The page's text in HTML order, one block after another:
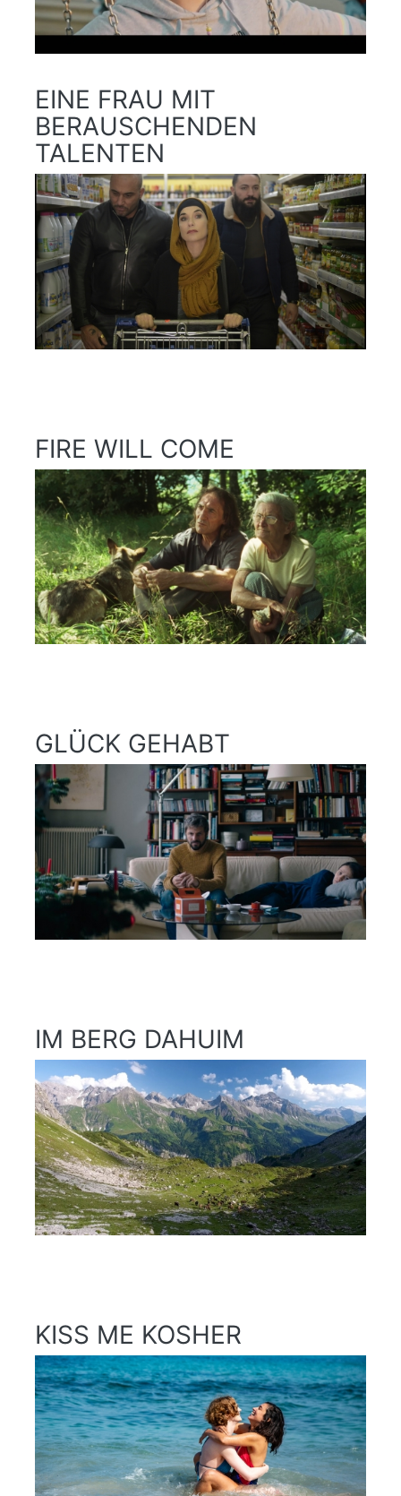
EINE FRAU MIT
BERAUSCHENDEN
TALENTEN
FIRE WILL COME
GLÜCK GEHABT
IM BERG DAHUIM
KISS ME KOSHER